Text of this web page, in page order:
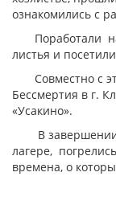
ознакомились с
Поработали на
листья и
Совместно с
Бессмертия в г.
«Усакино».
В завершении
лагере,
времена, о